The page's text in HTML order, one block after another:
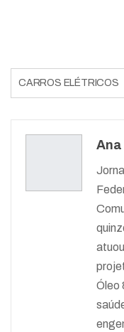
CARROS ELÉTRICOS
Ana
Óleo